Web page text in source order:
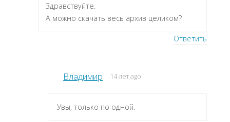
Здравствуйте.
А можно скачать весь архив целиком?
Ответить
Владимир 14 лет ago
Увы, только по одной.